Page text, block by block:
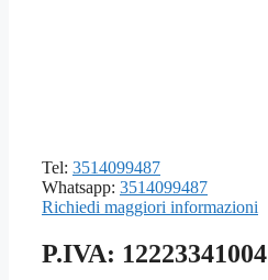
Tel: 3514099487
Whatsapp: 3514099487
Richiedi maggiori informazioni
P.IVA: 12223341004